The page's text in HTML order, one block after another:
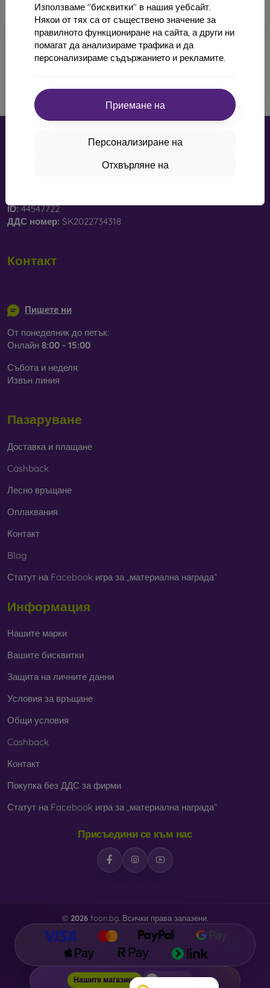
Използваме "бисквитки" в нашия уебсайт.
Някои от тях са от съществено значение за
правилното функциониране на сайта, а други ни
помагат да анализираме трафика и да
персонализираме съдържанието и рекламите.
Приемане на
Персонализиране на
Отхвърляне на
1
ID:44547722
ДДС ​​номер: SK2022734318
Контакт
Пишете ни
От понеделник до петък:
Онлайн 8:00 - 15:00
Събота и неделя:
Извън линия
Пазаруване
Доставка и плащане
Cashback
Лесно връщане
Оплаквания
Контакт
Blog
Статут на Facebook игра за „материална награда“
Информация
Нашите марки
Вашите бисквитки
Защита на личните данни
Условия за връщане
Общи условия
Cashback
Контакт
Покупка без ДДС за фирми
Статут на Facebook игра за „материална награда“
Присъедини се към нас
© 2026 foon.bg. Всички права запазени.
Нашите магазини foon.bg